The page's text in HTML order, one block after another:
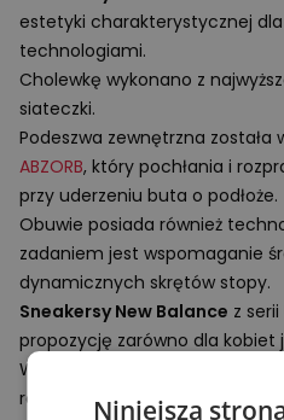
estetyki charakterystycznej
technologiami.
Cholewkę wykonano z
siateczki.
Podeszwa zewnętrzna została
ABZORB, który pochłania i
przy uderzeniu buta o podłoże.
Obuwie posiada również
zadaniem jest wspomaganie
dynamicznych skrętów stopy.
Sneakersy New Balance z
propozycję zarówno dla kobiet
Wyróżniają się ciekawym
rozwiązaniamiNiniejsza